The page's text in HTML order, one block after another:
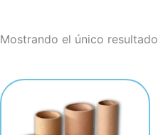
Mostrando el único resultado